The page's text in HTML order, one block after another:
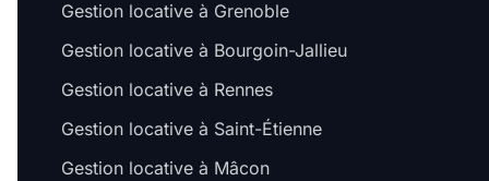
Gestion locative à Grenoble
Gestion locative à Bourgoin-Jallieu
Gestion locative à Rennes
Gestion locative à Saint-Étienne
Gestion locative à Mâcon